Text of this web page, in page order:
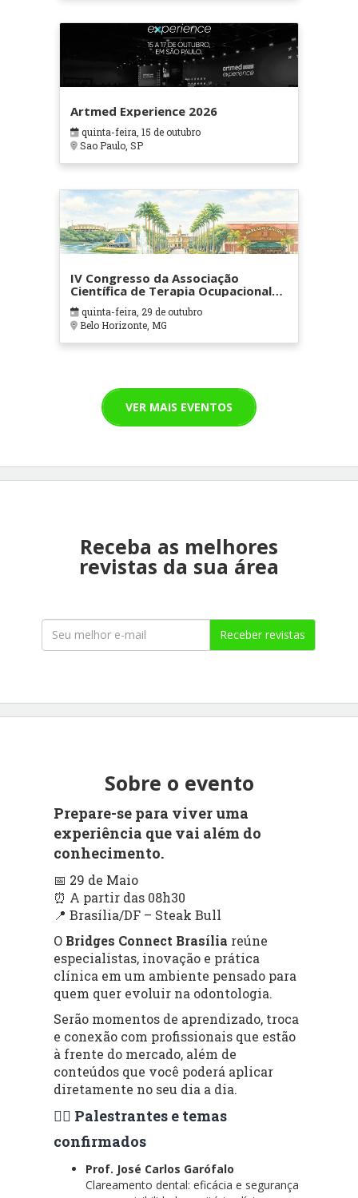
Artmed Experience 2026
quinta-feira, 15 de outubro
Sao Paulo, SP
IV Congresso da Associação
Científica de Terapia Ocupacional
em Contextos Hospitalares e
Cuidados Paliativos - ATOHOSP
quinta-feira, 29 de outubro
Belo Horizonte, MG
VER MAIS EVENTOS
Receba as melhores
revistas da sua área
Receber revistas
Sobre o evento
Prepare-se para viver uma
experiência que vai além do
conhecimento.
📅 29 de Maio
⏰ A partir das 08h30
📍 Brasília/DF – Steak Bull
O Bridges Connect Brasília reúne
especialistas, inovação e prática
clínica em um ambiente pensado para
quem quer evoluir na odontologia.
Serão momentos de aprendizado, troca
e conexão com profissionais que estão
à frente do mercado, além de
conteúdos que você poderá aplicar
diretamente no seu dia a dia.
👨‍⚕️ Palestrantes e temas
confirmados
Prof. José Carlos Garófalo
Clareamento dental: eficácia e segurança